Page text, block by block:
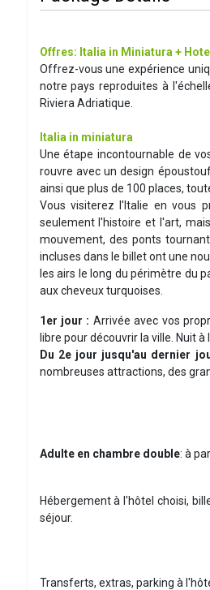
Offres: Italia in Miniatura + Hotel
Offrez-vous une expérience
notre pays reproduites à
Riviera Adriatique.
Italia in miniatura
Une étape incontournable de
rouvre avec un design
ainsi que plus de 100 places,
Vous visiterez l'Italie en vous
seulement l'histoire et l'art,
mouvement, des ponts
incluses dans le billet ont une
les airs le long du périmètre du
aux cheveux turquoises.
1er jour : Arrivée avec vos
libre pour découvrir la ville. Nuit à
Du 2e jour jusqu'au dernier
nombreuses attractions, des
Adulte en chambre double: à
Hébergement à l'hôtel choisi,
séjour.
Transferts, extras, parking à